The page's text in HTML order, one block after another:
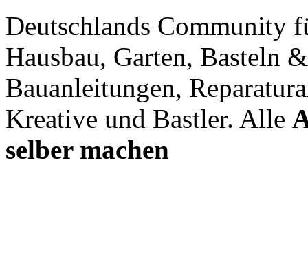
Deutschlands Community
Hausbau, Garten, Basteln
Bauanleitungen,
Kreative und Bastler. Alle
selber machen